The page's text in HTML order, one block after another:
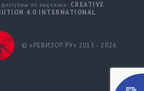
по лицензии: CREATIVE
4.0 INTERNATIONAL
© «РЕВИЗОР.РУ» 2015 - 2026